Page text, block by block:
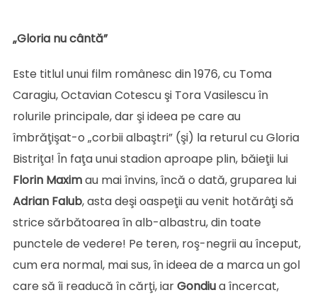
„Gloria nu cântă”
Este titlul unui film românesc din 1976, cu Toma
Caragiu, Octavian Cotescu şi Tora Vasilescu în
rolurile principale, dar şi ideea pe care au
îmbrăţişat-o „corbii albaştri” (şi) la returul cu Gloria
Bistriţa! În faţa unui stadion aproape plin, băieţii lui
Florin Maximau mai învins, încă o dată, gruparea lui
Adrian Falub, asta deşi oaspeţii au venit hotărâţi să
strice sărbătoarea în alb-albastru, din toate
punctele de vedere! Pe teren, roş-negrii au început,
cum era normal, mai sus, în ideea de a marca un gol
care să îi readucă în cărţi, iarGondiua încercat,